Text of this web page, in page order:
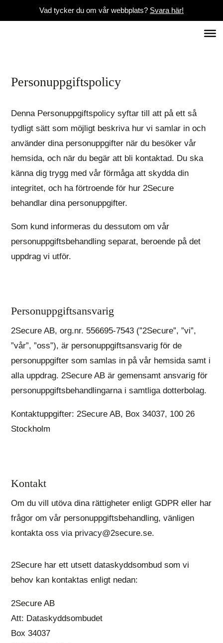
Vad tycker du om vår webbplats? Svara här!
Personuppgiftspolicy
Denna Personuppgiftspolicy syftar till att på ett så
tydligt sätt som möjligt beskriva hur vi samlar in och
använder dina personuppgifter när du besöker vår
hemsida, och när du begär att bli kontaktad. Du ska
känna dig trygg med vår förmåga att skydda din
integritet, och ha förtroende för hur 2Secure
behandlar dina personuppgifter.
Som kund informeras du dessutom om vår
personuppgiftsbehandling separat, beroende på det
uppdrag vi utför.
Personuppgiftsansvarig
2Secure AB, org.nr. 556695-7543 (”2Secure”, ”vi”,
”vår”, ”oss”), är personuppgiftsansvarig för de
personuppgifter som samlas in på vår hemsida samt i
alla uppdrag. 2Secure AB är gemensamt ansvarig för
personuppgiftsbehandlingarna i samtliga dotterbolag.
Kontaktuppgifter: 2Secure AB, Box 34037, 100 26
Stockholm
Kontakt
Om du vill utöva dina rättigheter enligt GDPR eller har
frågor om vår personuppgiftsbehandling, vänligen
kontakta oss via privacy@2secure.se.
2Secure har ett utsett dataskyddsombud som vi
behov kan kontaktas enligt nedan:
2Secure AB
Att: Dataskyddsombudet
Box 34037